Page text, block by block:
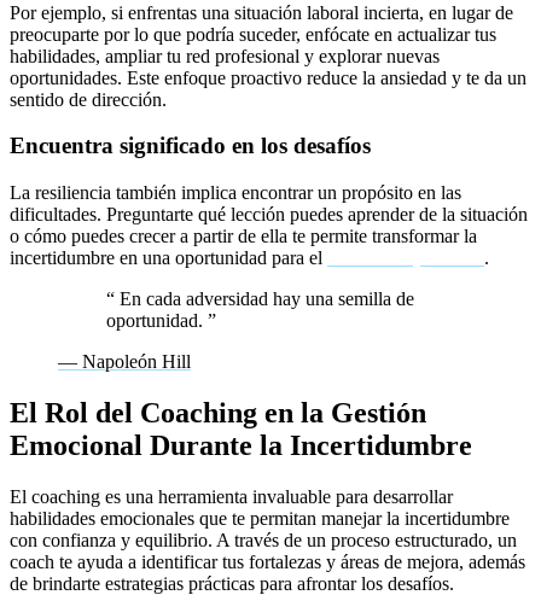
Por ejemplo, si enfrentas una situación laboral incierta, en lugar de
preocuparte por lo que podría suceder, enfócate en actualizar tus
habilidades, ampliar tu red profesional y explorar nuevas
oportunidades. Este enfoque proactivo reduce la ansiedad y te da un
sentido de dirección.
Encuentra significado en los desafíos
La resiliencia también implica encontrar un propósito en las
dificultades. Preguntarte qué lección puedes aprender de la situación
o cómo puedes crecer a partir de ella te permite transformar la
incertidumbre en una oportunidad para el
.
“ En cada adversidad hay una semilla de
oportunidad. ”
— Napoleón Hill
El Rol del Coaching en la Gestión
Emocional Durante la Incertidumbre
El coaching es una herramienta invaluable para desarrollar
habilidades emocionales que te permitan manejar la incertidumbre
con confianza y equilibrio. A través de un proceso estructurado, un
coach te ayuda a identificar tus fortalezas y áreas de mejora, además
de brindarte estrategias prácticas para afrontar los desafíos.